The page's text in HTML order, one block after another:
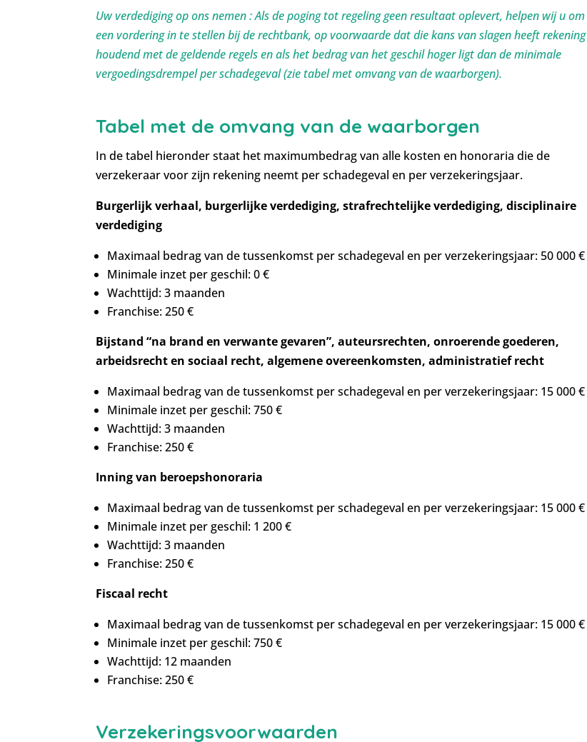
Uw verdediging op ons nemen : Als de poging tot regeling geen resultaat oplevert, helpen wij u om
een vordering in te stellen bij de rechtbank, op voorwaarde dat die kans van slagen heeft rekening
houdend met de geldende regels en als het bedrag van het geschil hoger ligt dan de minimale
vergoedingsdrempel per schadegeval (zie tabel met omvang van de waarborgen).
Tabel met de omvang van de waarborgen
In de tabel hieronder staat het maximumbedrag van alle kosten en honoraria die de
verzekeraar voor zijn rekening neemt per schadegeval en per verzekeringsjaar.
Burgerlijk verhaal, burgerlijke verdediging, strafrechtelijke verdediging, disciplinaire
verdediging
Maximaal bedrag van de tussenkomst per schadegeval en per verzekeringsjaar: 50 000 €
Minimale inzet per geschil: 0 €
Wachttijd: 3 maanden
Franchise: 250 €
Bijstand “na brand en verwante gevaren”, auteursrechten, onroerende goederen,
arbeidsrecht en sociaal recht, algemene overeenkomsten, administratief recht
Maximaal bedrag van de tussenkomst per schadegeval en per verzekeringsjaar: 15 000 €
Minimale inzet per geschil: 750 €
Wachttijd: 3 maanden
Franchise: 250 €
Inning van beroepshonoraria
Maximaal bedrag van de tussenkomst per schadegeval en per verzekeringsjaar: 15 000 €
Minimale inzet per geschil: 1 200 €
Wachttijd: 3 maanden
Franchise: 250 €
Fiscaal recht
Maximaal bedrag van de tussenkomst per schadegeval en per verzekeringsjaar: 15 000 €
Minimale inzet per geschil: 750 €
Wachttijd: 12 maanden
Franchise: 250 €
Verzekeringsvoorwaarden